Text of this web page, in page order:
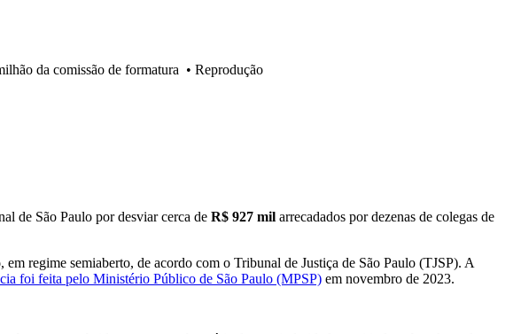
da comissão de formatura • Reprodução
de São Paulo por desviar cerca de R$ 927 mil arrecadados por dezenas de colegas de
, em regime semiaberto, de acordo com o Tribunal de Justiça de São Paulo (TJSP). A
foi feita pelo Ministério Público de São Paulo (MPSP) em novembro de 2023.